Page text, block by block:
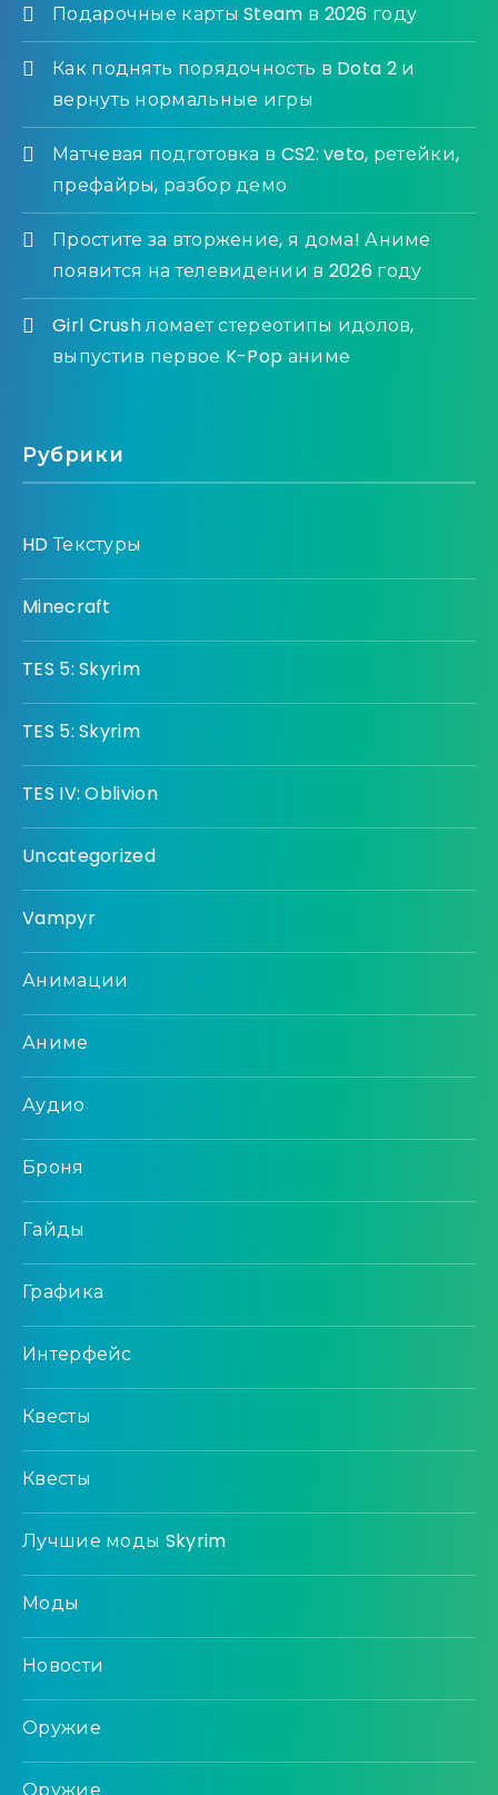
Подарочные карты Steam в 2026 году
Как поднять порядочность в Dota 2 и
вернуть нормальные игры
Матчевая подготовка в CS2: veto, ретейки,
префайры, разбор демо
Простите за вторжение, я дома! Аниме
появится на телевидении в 2026 году
Girl Crush ломает стереотипы идолов,
выпустив первое K-Pop аниме
Рубрики
HD Текстуры
Minecraft
TES 5: Skyrim
TES 5: Skyrim
TES IV: Oblivion
Uncategorized
Vampyr
Анимации
Аниме
Аудио
Броня
Гайды
Графика
Интерфейс
Квесты
Квесты
Лучшие моды Skyrim
Моды
Новости
Оружие